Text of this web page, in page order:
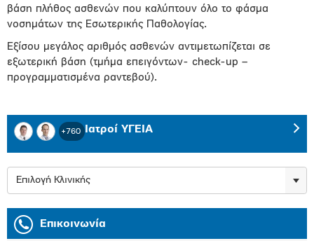
βάση πλήθος ασθενών που καλύπτουν όλο το φάσμα
νοσημάτων της Εσωτερικής Παθολογίας.
Εξίσου μεγάλος αριθμός ασθενών αντιμετωπίζεται σε
εξωτερική βάση (τμήμα επειγόντων- check-up –
προγραμματισμένα ραντεβού).
+760 Ιατροί ΥΓΕΙΑ
Επιλογή Κλινικής
Επικοινωνία